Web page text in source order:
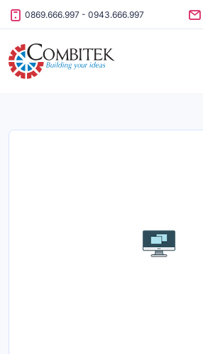
Skip to content
0869.666.997 - 0943.666.997